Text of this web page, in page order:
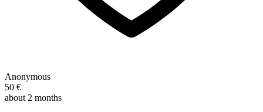
Anonymous
50 €
about 2 months